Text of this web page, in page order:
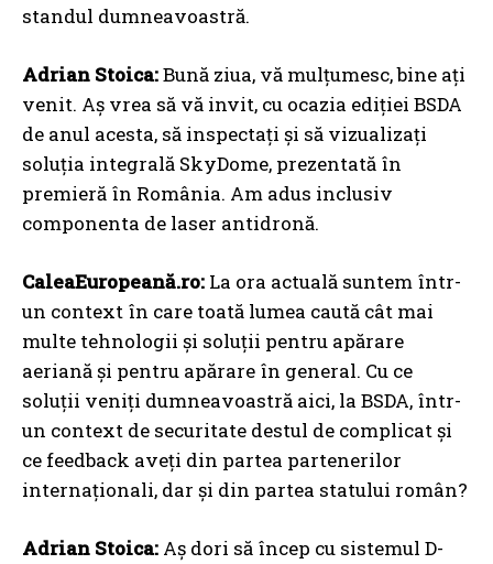
standul dumneavoastră.
Adrian Stoica:Bună ziua, vă mulțumesc, bine ați
venit. Aș vrea să vă invit, cu ocazia ediției BSDA
de anul acesta, să inspectați și să vizualizați
soluția integrală SkyDome, prezentată în
premieră în România. Am adus inclusiv
componenta de laser antidronă.
CaleaEuropeană.ro: La ora actuală suntem într-
un context în care toată lumea caută cât mai
multe tehnologii și soluții pentru apărare
aeriană și pentru apărare în general. Cu ce
soluții veniți dumneavoastră aici, la BSDA, într-
un context de securitate destul de complicat și
ce feedback aveți din partea partenerilor
internaționali, dar și din partea statului român?
Adrian Stoica: Aș dori să încep cu sistemul D-